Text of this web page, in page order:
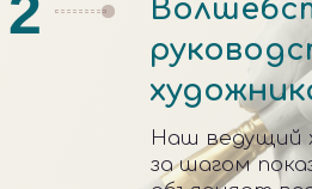
вечеринку с открытой
датой. Пусть близкий
человек сам выберет время и
Купить сертификат